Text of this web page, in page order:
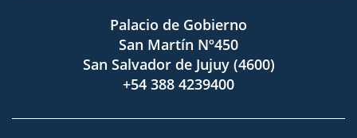
Palacio de Gobierno
San Martín Nº450
San Salvador de Jujuy (4600)
+54 388 4239400